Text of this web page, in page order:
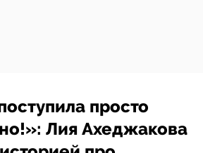
просто
Лия Ахеджакова